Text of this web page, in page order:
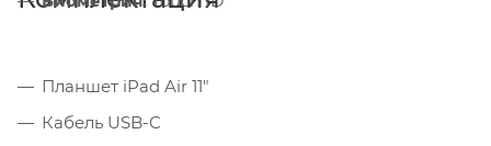
Планшет iPad Air 11"
Кабель USB-C